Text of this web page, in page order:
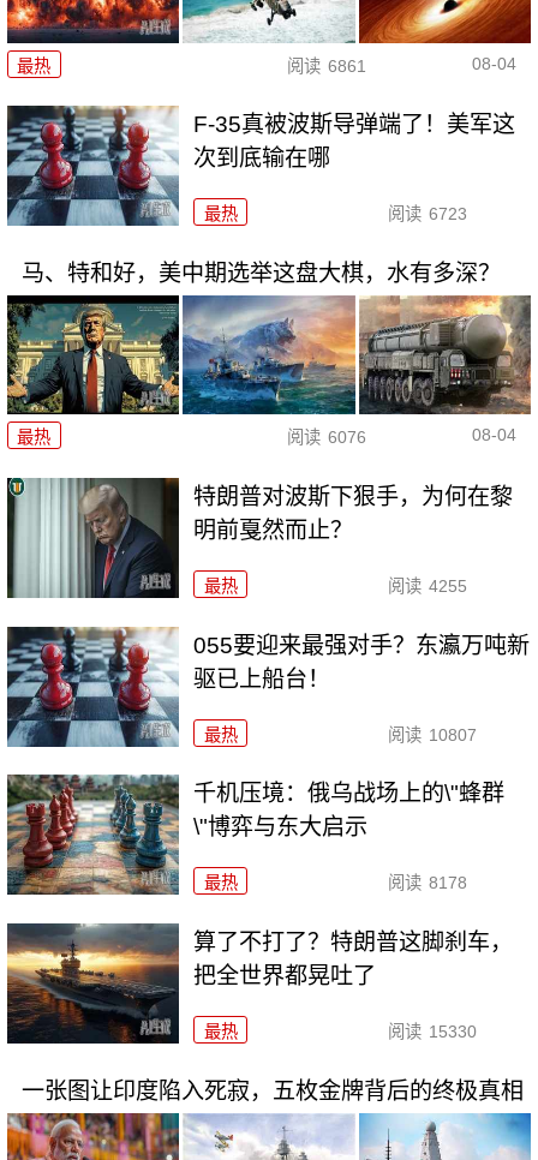
最热 阅读 6861 08-04
F-35真被波斯导弹端了！美军这
次到底输在哪
最热 阅读 6723
马、特和好，美中期选举这盘大棋，水有多深？
最热 阅读 6076 08-04
特朗普对波斯下狠手，为何在黎
明前戛然而止？
最热 阅读 4255
055要迎来最强对手？东瀛万吨新
驱已上船台！
最热 阅读 10807
千机压境：俄乌战场上的\"蜂群
\"博弈与东大启示
最热 阅读 8178
算了不打了？特朗普这脚刹车，
把全世界都晃吐了
最热 阅读 15330
一张图让印度陷入死寂，五枚金牌背后的终极真相